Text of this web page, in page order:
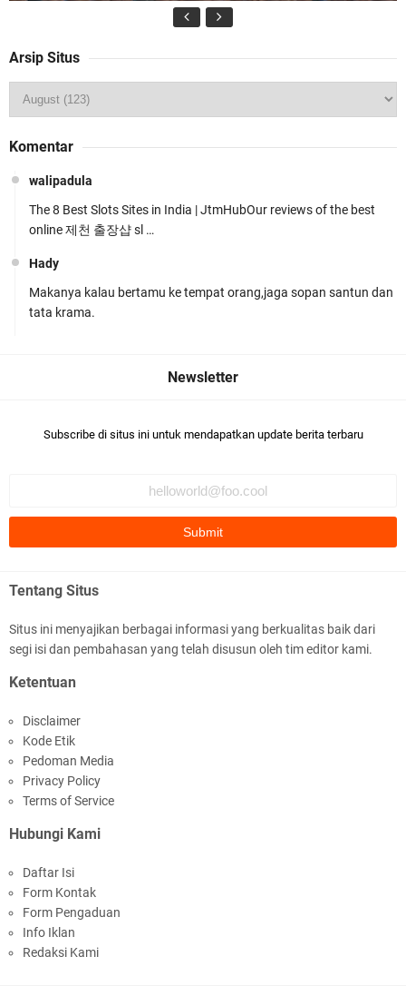
Rosyadi, S.H. Siap Melanjukan
Ditlantas Polda NTB Edukasi Tertib Berlalu di
Polda NTB Apresiasi BKTM Lelede Sampaikan
Pesan Kamtibmas
Darah Jelang HUT RI_ Ke 81
Arsip Situs
Komentar
walipadula
The 8 Best Slots Sites in India | JtmHubOur reviews of the best
online 제천 출장샵 sl …
Hady
Makanya kalau bertamu ke tempat orang,jaga sopan santun dan
tata krama.
Subscribe di situs ini untuk mendapatkan update berita terbaru
Tentang Situs
Situs ini menyajikan berbagai informasi yang berkualitas baik dari
segi isi dan pembahasan yang telah disusun oleh tim editor kami.
Ketentuan
Disclaimer
Kode Etik
Pedoman Media
Privacy Policy
Terms of Service
Hubungi Kami
Daftar Isi
Form Kontak
Form Pengaduan
Info Iklan
Redaksi Kami